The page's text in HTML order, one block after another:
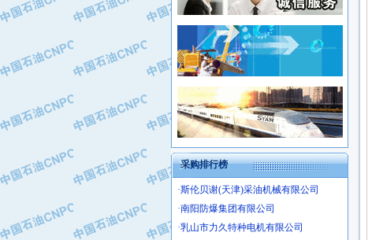
采购排行榜
·河北卓唯钢管制造有限公司
·上海高桥石化
·中国石化扬子石油化工股份有限公司
·中国石化上海石油化工股份有限公司
·中国石油长庆油田分公司
·中国石油宁夏石化分公司
·山东墨龙石油机械股份有限公司
·大庆油田物资集团
·斯伦贝谢(天津)采油机械有限公司
·南阳防爆集团有限公司
·乳山市力久特种电机有限公司
·无锡西姆莱斯石油专用管制造有限公